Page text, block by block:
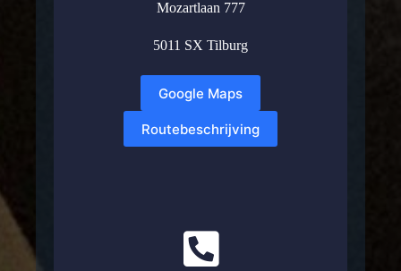
Mozartlaan 777
5011 SX Tilburg
Google Maps
Routebeschrijving